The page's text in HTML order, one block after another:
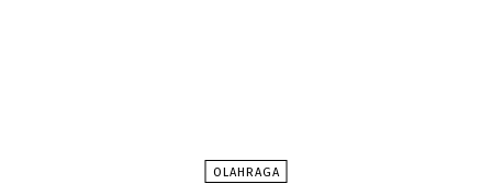
OLAHRAGA